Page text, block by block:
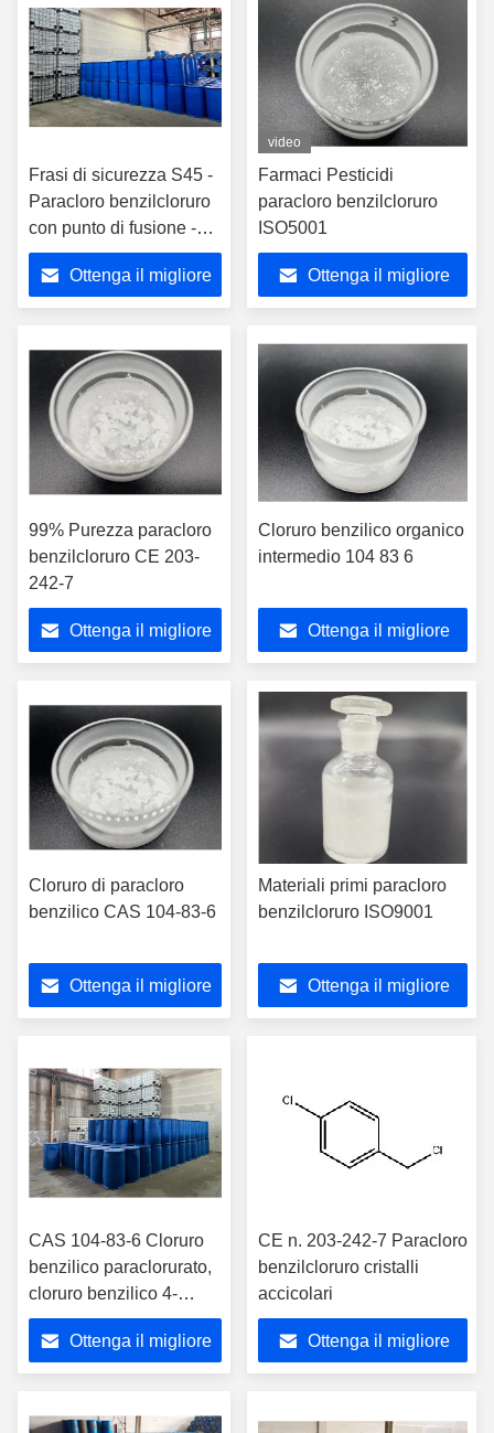
Frasi di sicurezza S45 -
Paracloro benzilcloruro
con punto di fusione -95
°C
Ottenga il migliore
video
Farmaci Pesticidi
paracloro benzilcloruro
ISO5001
Ottenga il migliore
99% Purezza paracloro
benzilcloruro CE 203-
242-7
Ottenga il migliore
Cloruro benzilico organico
intermedio 104 83 6
Ottenga il migliore
Cloruro di paracloro
benzilico CAS 104-83-6
Ottenga il migliore
Materiali primi paracloro
benzilcloruro ISO9001
Ottenga il migliore
CAS 104-83-6 Cloruro
benzilico paraclorurato,
cloruro benzilico 4-
clorurato
Ottenga il migliore
CE n. 203-242-7 Paracloro
benzilcloruro cristalli
accicolari
Ottenga il migliore